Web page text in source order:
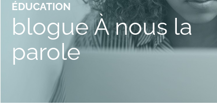
ÉDUCATION
blogue À nous la
parole